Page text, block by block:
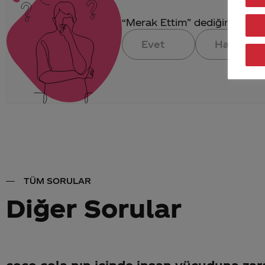
“Merak Ettim” dediğin
Evet
Hayır
TÜM SORULAR
Diğer Sorular